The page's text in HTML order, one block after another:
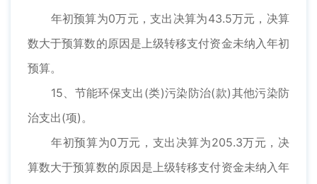
年初预算为0万元，支出决算为43.5万元，决算
数大于预算数的原因是上级转移支付资金未纳入年初
预算。
15、节能环保支出(类)污染防治(款)其他污染防
治支出(项)。
年初预算为0万元，支出决算为205.3万元，决
算数大于预算数的原因是上级转移支付资金未纳入年